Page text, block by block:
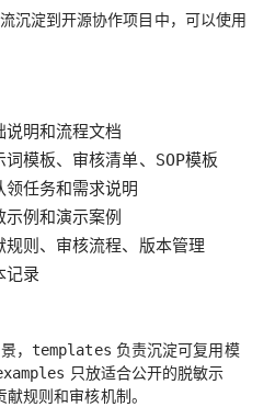
沉淀到开源协作项目中，可以使用
录
， templates 负责沉淀可复用模
只放适合公开的脱敏示
规则和审核机制。